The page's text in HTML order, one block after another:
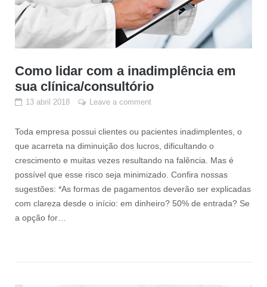
Como lidar com a inadimplência em
sua clínica/consultório
13 abril 2018 Leave a comment
Toda empresa possui clientes ou pacientes inadimplentes, o
que acarreta na diminuição dos lucros, dificultando o
crescimento e muitas vezes resultando na falência. Mas é
possível que esse risco seja minimizado. Confira nossas
sugestões: *As formas de pagamentos deverão ser explicadas
com clareza desde o início: em dinheiro? 50% de entrada? Se
a opção for…